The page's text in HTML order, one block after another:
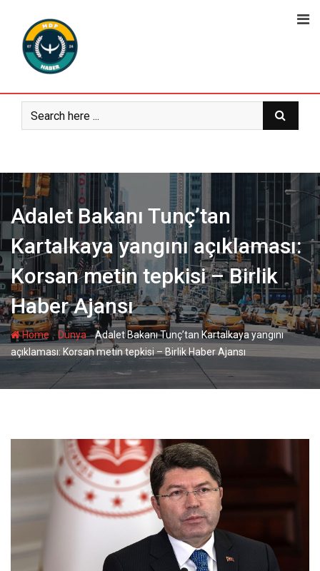
content
Adalet Bakanı Tunç’tan
Kartalkaya yangını açıklaması:
Korsan metin tepkisi – Birlik
Haber Ajansı
Home-Dünya-Adalet Bakanı Tunç’tan Kartalkaya yangını
açıklaması: Korsan metin tepkisi – Birlik Haber Ajansı